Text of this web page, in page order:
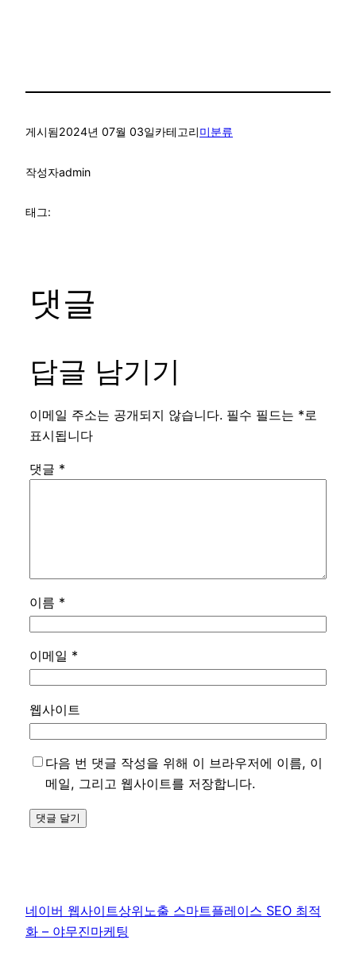
게시됨2024년 07월 03일카테고리미분류
작성자admin
태그:
댓글
답글 남기기
이메일 주소는 공개되지 않습니다. 필수 필드는 *로
표시됩니다
댓글 *
이름 *
이메일 *
웹사이트
다음 번 댓글 작성을 위해 이 브라우저에 이름, 이
메일, 그리고 웹사이트를 저장합니다.
네이버 웹사이트상위노출 스마트플레이스 SEO 최적
화 – 야무진마케팅